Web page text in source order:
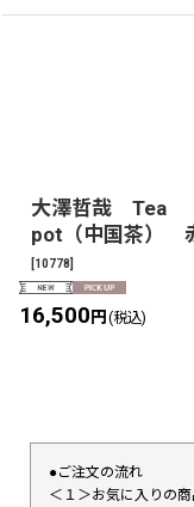
大澤哲哉 Tea
pot（中国茶）
[10778]
16,500円 (税込)
●ご注文の流れ
＜１＞お気に入りの